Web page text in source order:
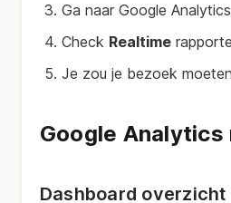
Ga naar Google Analytics
Check Realtime
Je zou je bezoek
Google Analytics
Dashboard overzicht